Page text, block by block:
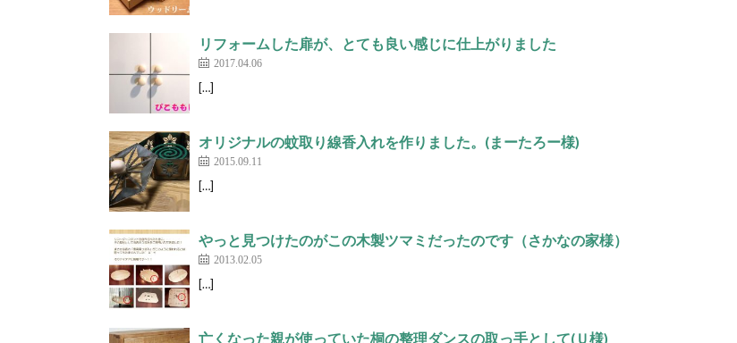
リフォームした扉が、とても良い感じに仕上がりました
2017.04.06
[…]
オリジナルの蚊取り線香入れを作りました。(まーたろー様)
2015.09.11
[…]
やっと見つけたのがこの木製ツマミだったのです（さかなの家様）
2013.02.05
[…]
亡くなった親が使っていた桐の整理ダンスの取っ手として(Ｕ様)